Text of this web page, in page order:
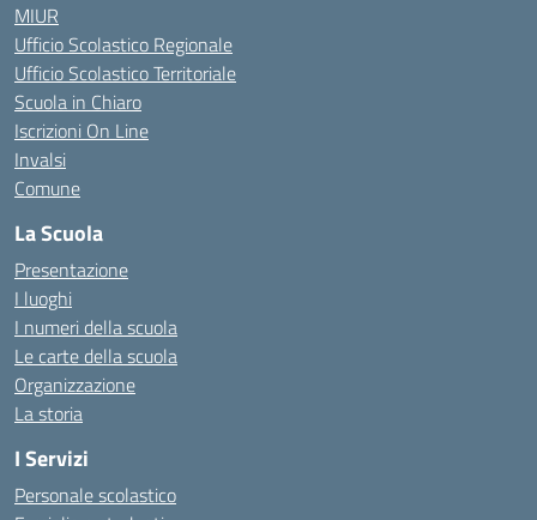
MIUR
Ufficio Scolastico Regionale
Ufficio Scolastico Territoriale
Scuola in Chiaro
Iscrizioni On Line
Invalsi
Comune
La Scuola
Presentazione
I luoghi
I numeri della scuola
Le carte della scuola
Organizzazione
La storia
I Servizi
Personale scolastico